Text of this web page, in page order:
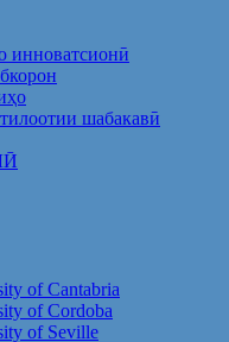
инноватсионӣ
шабакавӣ
of Cantabria
of Cordoba
of Seville